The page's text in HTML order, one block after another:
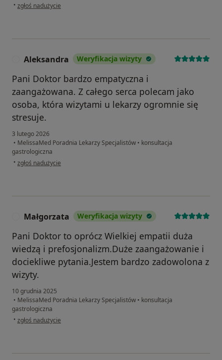
• w opinii użytkownika Anna
zgłoś nadużycie
Aleksandra Weryfikacja wizyty
Pani Doktor bardzo empatyczna i
zaangażowana. Z całego serca polecam jako
osoba, która wizytami u lekarzy ogromnie się
stresuje.
3 lutego 2026
• MelissaMed Poradnia Lekarzy Specjalistów • konsultacja
gastrologiczna
• w opinii użytkownika Aleksandra
zgłoś nadużycie
Małgorzata Weryfikacja wizyty
Pani Doktor to oprócz Wielkiej empatii duża
wiedzą i prefosjonalizm.Duże zaangażowanie i
dociekliwe pytania.Jestem bardzo zadowolona z
wizyty.
10 grudnia 2025
• MelissaMed Poradnia Lekarzy Specjalistów • konsultacja
gastrologiczna
• w opinii użytkownika Małgorzata
zgłoś nadużycie